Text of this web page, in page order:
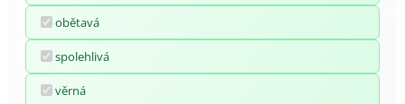
obětavá
spolehlivá
věrná